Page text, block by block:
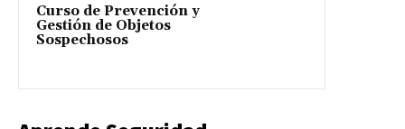
Curso de Prevención y
Gestión de Objetos
Sospechosos